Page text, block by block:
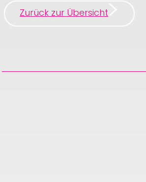
Zurück zur Übersicht